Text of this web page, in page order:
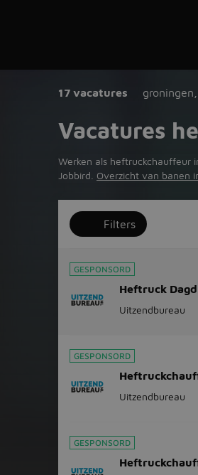
17 vacatures groningen
Vacatures
Werken als heftruckchauffeur
Jobbird. Overzicht van banen
Filters
GESPONSORD
Heftruck
Uitzendbureau
GESPONSORD
Uitzendbureau
GESPONSORD